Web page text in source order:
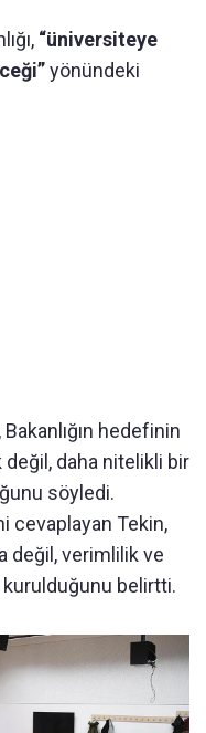
“üniversiteye
yönündeki
, Bakanlığın hedefinin
daha nitelikli bir
söyledi.
cevaplayan Tekin,
değil, verimlilik ve
belirtti.